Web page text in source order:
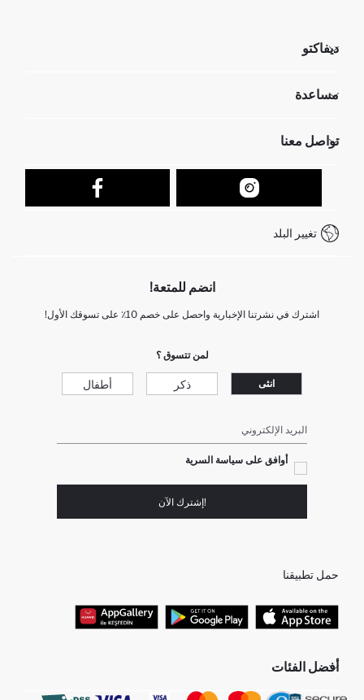
ديفاكتو
تعرف علينا
مساعدة
عمليات الارجاع و الاستبدال السهلة
تتبع الشحنة
كيف يمكنك التسوق في ديفاكتو ؟
كيف تدفع في ديفاكتو؟
تواصل معنا
نموذج الاتصال
+212 525 076 633 خدمة العملاء
تغيير البلد
انضم للمتعة!
اشترك في نشرتنا الإخبارية واحصل على خصم 10٪ على تسوقك الأول!
لمن تتسوق ؟
انثى ذكر أطفال
البريد الإلكتروني
أوافق على سياسة السرية
!إشترك الآن
حمل تطبيقنا
أفضل الفئات